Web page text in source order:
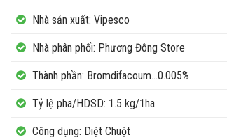
Nhà sản xuất: Vipesco
Nhà phân phối: Phương Đông Store
Thành phần: Bromdifacoum...0.005%
Tỷ lệ pha/HDSD: 1.5 kg/1ha
Công dụng: Diệt Chuột